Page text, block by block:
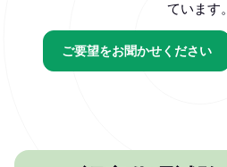
ています。
ご要望をお聞かせください